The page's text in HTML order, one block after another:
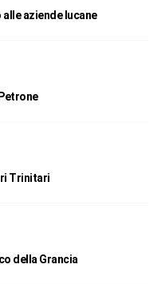
aziende lucane
Trinitari
della Grancia